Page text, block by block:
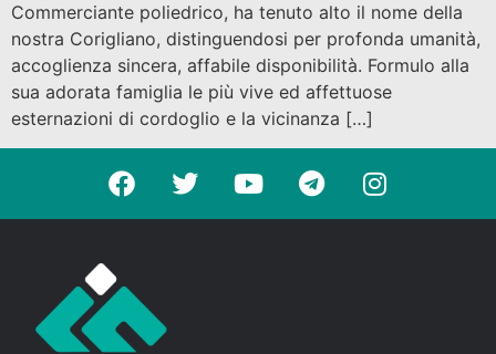
Commerciante poliedrico, ha tenuto alto il nome della
nostra Corigliano, distinguendosi per profonda umanità,
accoglienza sincera, affabile disponibilità. Formulo alla
sua adorata famiglia le più vive ed affettuose
esternazioni di cordoglio e la vicinanza […]